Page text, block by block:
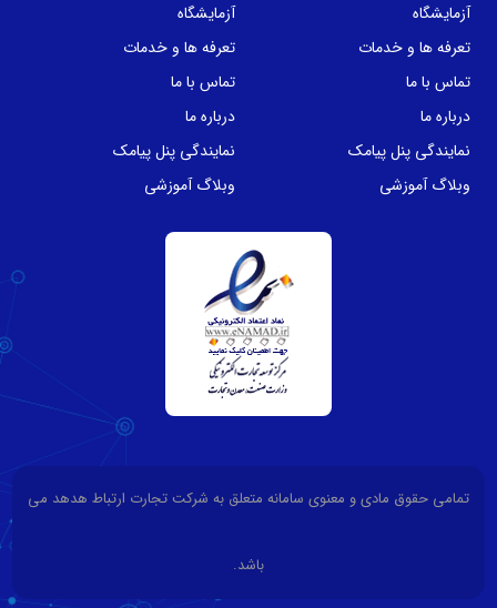
آزمایشگاه
تعرفه ها و خدمات
تماس با ما
درباره ما
نمایندگی پنل پیامک
وبلاگ آموزشی
آزمایشگاه
تعرفه ها و خدمات
تماس با ما
درباره ما
نمایندگی پنل پیامک
وبلاگ آموزشی
تمامی حقوق مادی و معنوی سامانه متعلق به شرکت تجارت ارتباط هدهد می
باشد.